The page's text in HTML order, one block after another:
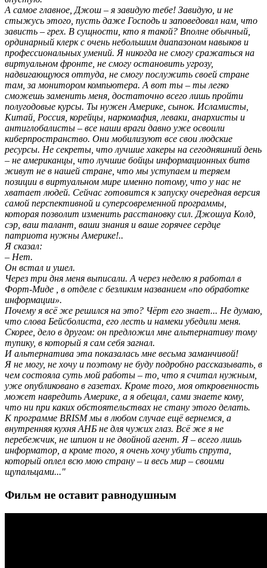
А самое главное, Джош – я завидую тебе! Завидую, и не
стыжусь этого, пусть даже Господь и заповедовал нам, что
зависть – грех. В сущности, кто я такой? Вполне обычный,
ординарный клерк с очень небольшим диапазоном навыков и
профессиональных умений. Я никогда не смогу сражаться на
виртуальном фронте, не смогу остановить угрозу,
надвигающуюся оттуда, не смогу послужить своей стране
там, за монитором компьютера. А вот ты – ты легко
сможешь заменить меня, достаточно всего лишь пройти
полугодовые курсы. Ты нужен Америке, сынок. Исламисты,
Китай, Россия, корейцы, наркомафия, леваки, анархисты и
антиглобалисты – все наши враги давно уже освоили
киберпространство. Они мобилизуют все свои людские
ресурсы. Не секреты, что лучшие хакеры на сегодняшний день
– не американцы, что лучшие бойцы информационных битв
живут не в нашей стране, что мы уступаем и теряем
позиции в виртуальном мире именно потому, что у нас не
хватает людей. Сейчас готовится к запуску очередная версия
самой перспективной и суперсовременной программы,
которая позволит изменить расстановку сил. Джошуа Колд,
сэр, ваш талант, ваши знания и ваше горячее сердце
патриота нужны Америке!..
Я сказал:
– Нет.
Он встал и ушел.
Через три дня меня выписали. А через неделю я работал в
Форт-Миде , в отделе с безликим названием «по обработке
информации».
Почему я всё же решился на это? Чёрт его знает... Не думаю,
что слова Бейсболиста, его лесть и намеки убедили меня.
Скорее, дело в другом: он предложил мне альтернативу тому
тупику, в который я сам себя загнал.
И альтернатива эта показалась мне весьма заманчивой!
Я не могу, не хочу и поэтому не буду подробно рассказывать, в
чем состояла суть мой работы – то, что я считал нужным,
уже опубликовано в газетах. Кроме того, моя откровенность
может навредить Америке, а я обещал, сами знаете кому,
что ни при каких обстоятельствах не стану этого делать.
К программе BRISM мы в любом случае ещё вернемся, а
внутренняя кухня АНБ не для чужих глаз. Всё же я не
перебежчик, не шпион и не двойной агент. Я – всего лишь
информатор, а кроме того, я очень хочу убить спрута,
который оплел всю мою страну – и весь мир – своими
щупальцами..."
Фильм не оставит равнодушным